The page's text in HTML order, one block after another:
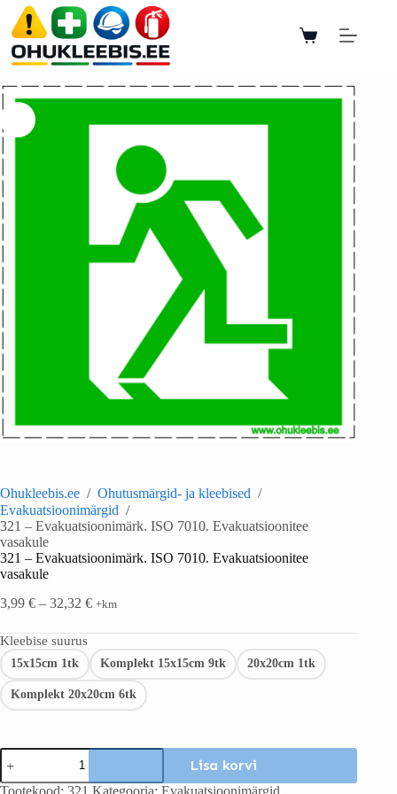
Ohukleebis.ee / Ohutusmärgid- ja kleebised /
Evakuatsioonimärgid /
321 – Evakuatsioonimärk. ISO 7010. Evakuatsioonitee
vasakule
321 – Evakuatsioonimärk. ISO 7010. Evakuatsioonitee
vasakule
3,99 € – 32,32 € +km
Kleebise suurus
15x15cm 1tk Komplekt 15x15cm 9tk 20x20cm 1tk
Komplekt 20x20cm 6tk
Lisa korvi
Tootekood: 321 Kategooria: Evakuatsioonimärgid